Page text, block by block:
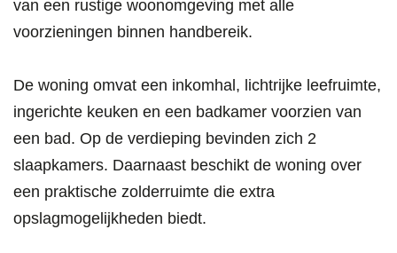
van een rustige woonomgeving met alle
voorzieningen binnen handbereik.
De woning omvat een inkomhal, lichtrijke leefruimte,
ingerichte keuken en een badkamer voorzien van
een bad. Op de verdieping bevinden zich 2
slaapkamers. Daarnaast beschikt de woning over
een praktische zolderruimte die extra
opslagmogelijkheden biedt.